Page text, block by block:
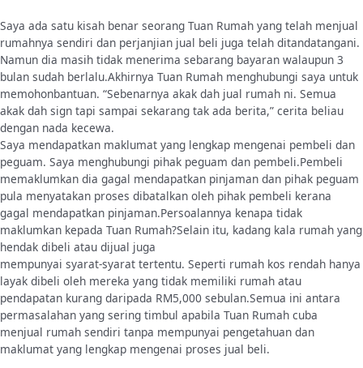
Saya ada satu kisah benar seorang Tuan Rumah yang telah menjual
rumahnya sendiri dan perjanjian jual beli juga telah ditandatangani.
Namun dia masih tidak menerima sebarang bayaran walaupun 3
bulan sudah berlalu.Akhirnya Tuan Rumah menghubungi saya untuk
memohonbantuan. “Sebenarnya akak dah jual rumah ni. Semua
akak dah sign tapi sampai sekarang tak ada berita,” cerita beliau
dengan nada kecewa.
Saya mendapatkan maklumat yang lengkap mengenai pembeli dan
peguam. Saya menghubungi pihak peguam dan pembeli.Pembeli
memaklumkan dia gagal mendapatkan pinjaman dan pihak peguam
pula menyatakan proses dibatalkan oleh pihak pembeli kerana
gagal mendapatkan pinjaman.Persoalannya kenapa tidak
maklumkan kepada Tuan Rumah?Selain itu, kadang kala rumah yang
hendak dibeli atau dijual juga
mempunyai syarat-syarat tertentu. Seperti rumah kos rendah hanya
layak dibeli oleh mereka yang tidak memiliki rumah atau
pendapatan kurang daripada RM5,000 sebulan.Semua ini antara
permasalahan yang sering timbul apabila Tuan Rumah cuba
menjual rumah sendiri tanpa mempunyai pengetahuan dan
maklumat yang lengkap mengenai proses jual beli.